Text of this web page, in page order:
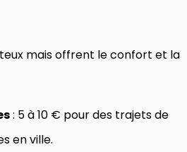
mais offrent le confort et la
: 5 à 10 € pour des trajets de
en ville.